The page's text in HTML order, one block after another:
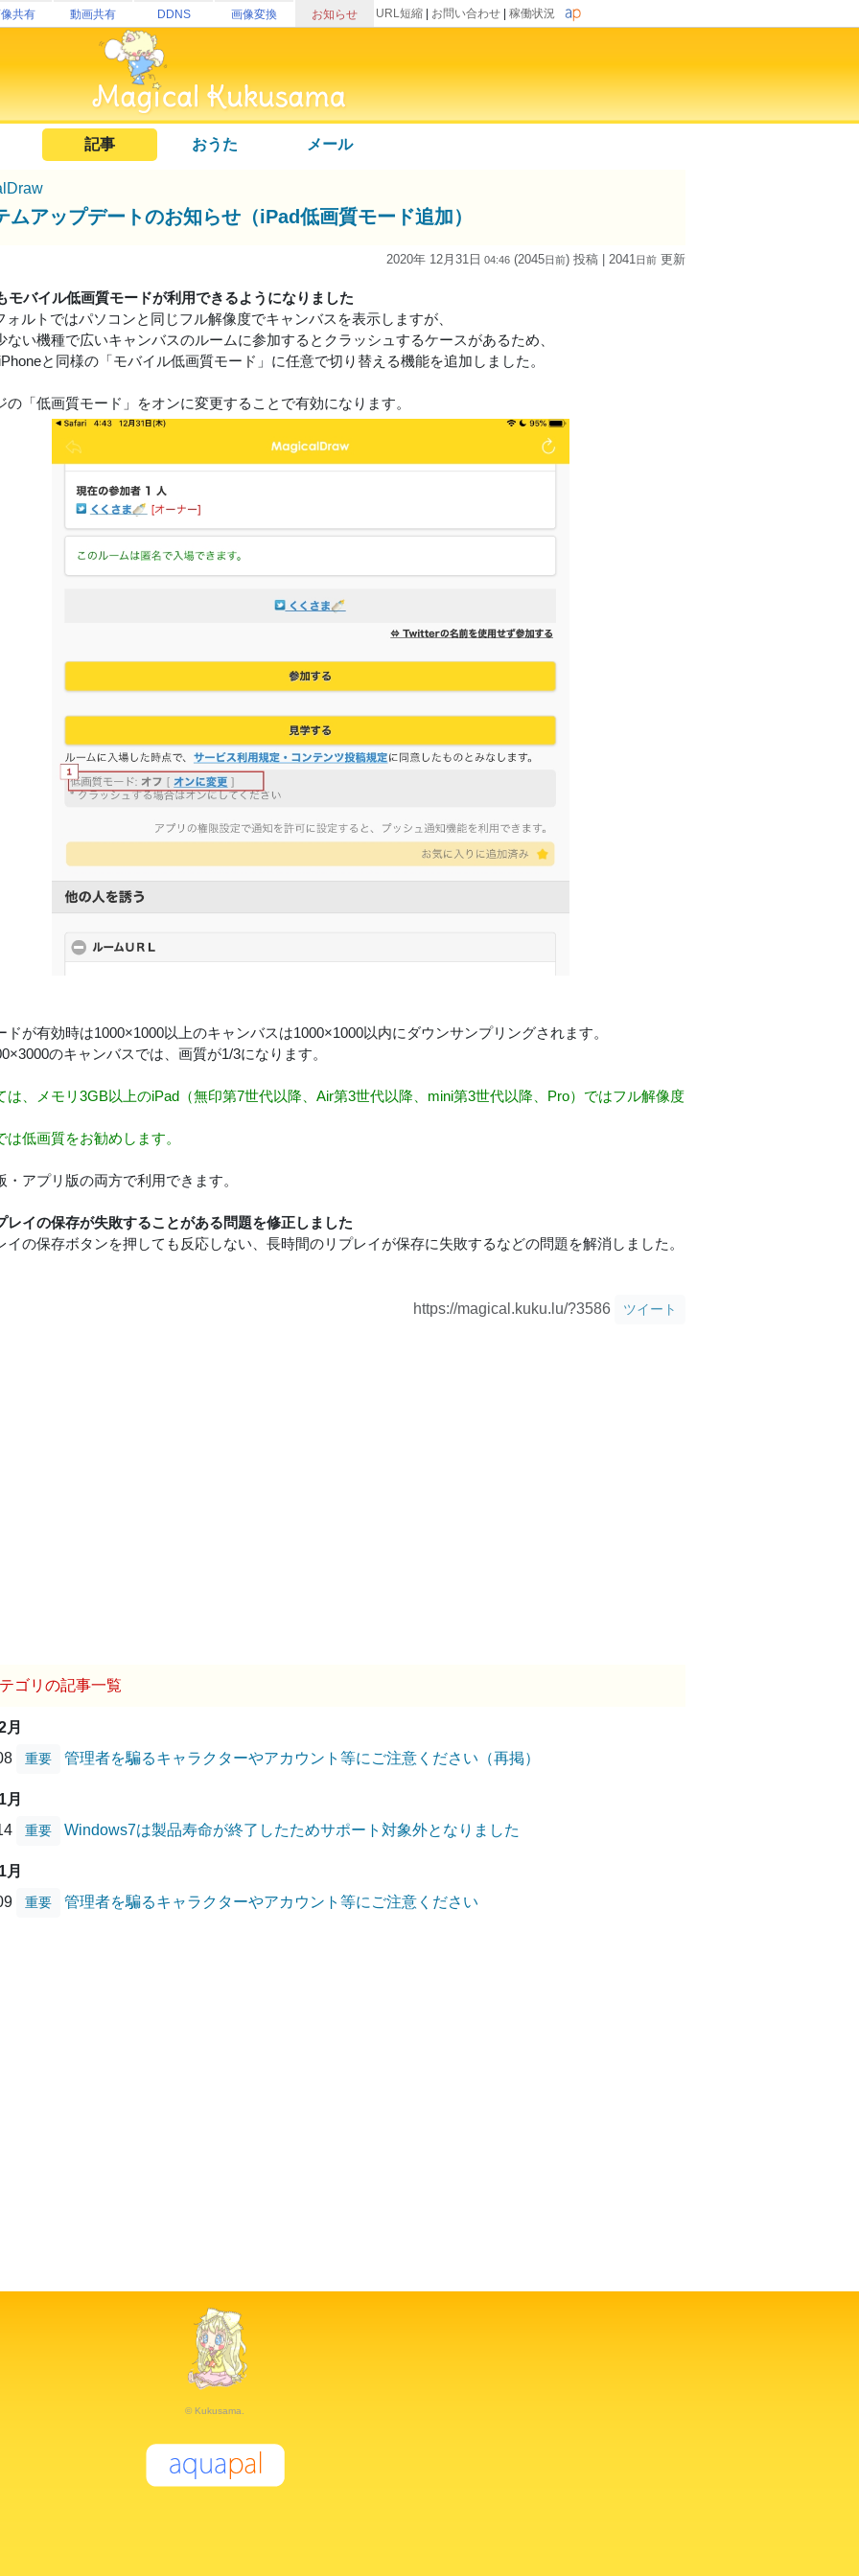
共有 動画共有 DDNS 画像変換 お知らせ URL短縮 お問い合わせ 稼働状況
記事 おうた メール
ムアップデートのお知らせ（iPad低画質モード追加）
2020年 12月31日 04:46 (2045日前) 投稿 | 2041日前 更新
モバイル低画質モードが利用できるようになりました
ォルトではパソコンと同じフル解像度でキャンバスを表示しますが、
ない機種で広いキャンバスのルームに参加するとクラッシュするケースがあるため、
と同様の「モバイル低画質モード」に任意で切り替える機能を追加しました。
の「低画質モード」をオンに変更することで有効になります。
ドが有効時は1000×1000以上のキャンバスは1000×1000以内にダウンサンプリングされます。
のキャンバスでは、画質が1/3になります。
は、メモリ3GB以上のiPad（無印第7世代以降、Air第3世代以降、mini第3世代以降、Pro）ではフル解像度
は低画質をお勧めします。
・アプリ版の両方で利用できます。
レイの保存が失敗することがある問題を修正しました
イの保存ボタンを押しても反応しない、長時間のリプレイが保存に失敗するなどの問題を解消しました。
https://magical.kuku.lu/?3586 ツイート
ゴリの記事一覧
月
重要 管理者を騙るキャラクターやアカウント等にご注意ください（再掲）
月
重要 Windows7は製品寿命が終了したためサポート対象外となりました
月
重要 管理者を騙るキャラクターやアカウント等にご注意ください
© Kukusama.